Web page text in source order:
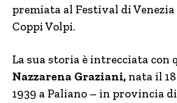
premiata al Festival di Venezia
Coppi Volpi.
La sua storia è intrecciata con
Nazzarena Graziani, nata il
1939 a Paliano – in provincia